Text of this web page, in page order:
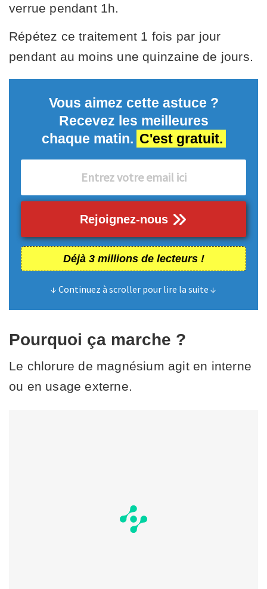
verrue pendant 1h.
Répétez ce traitement 1 fois par jour
pendant au moins une quinzaine de jours.
Vous aimez cette astuce ?
Recevez les meilleures
chaque matin. C'est gratuit.
Rejoignez-nous
Déjà 3 millions de lecteurs !
↓ Continuez à scroller pour lire la suite ↓
Pourquoi ça marche ?
Le chlorure de magnésium agit en interne
ou en usage externe.